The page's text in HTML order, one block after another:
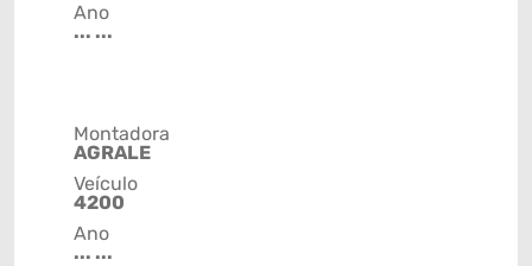
Ano
... ...
Montadora
AGRALE
Veículo
4200
Ano
... ...